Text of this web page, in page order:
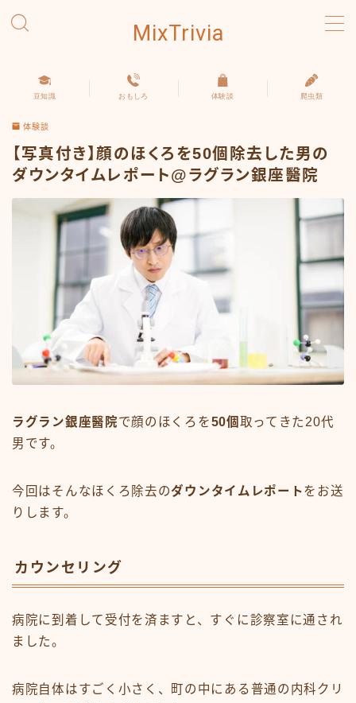
MixTrivia
おもしろ
体験談
爬虫類
豆知識 おもしろ 体験談 爬虫類
体験談
【写真付き】顔のほくろを50個除去した男の
ダウンタイムレポート@ラグラン銀座醫院
ラグラン銀座醫院で顔のほくろを50個 取ってきた20代
男です。
今回はそんなほくろ除去のダウンタイムレポートをお送
りします。
カウンセリング
病院に到着して受付を済ますと、すぐに診察室に通され
ました。
病院自体はすごく小さく、町の中にある普通の内科クリ